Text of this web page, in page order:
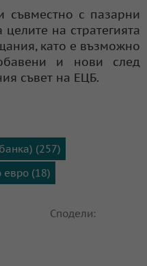
съвместно с пазарни
на стратегията
като е възможно
и нови след
съвет на ЕЦБ.
(257)
евро (18)
Сподели: